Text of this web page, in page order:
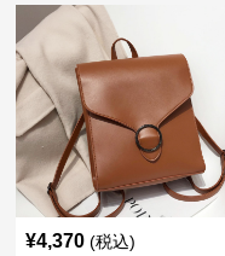
¥4,370 (税込)